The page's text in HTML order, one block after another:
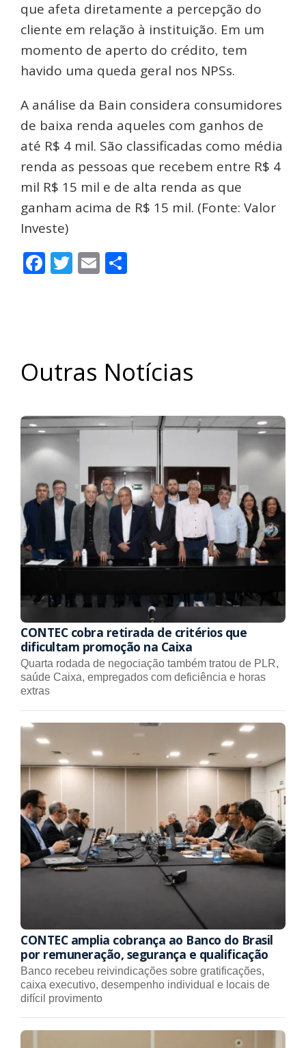
que afeta diretamente a percepção do
cliente em relação à instituição. Em um
momento de aperto do crédito, tem
havido uma queda geral nos NPSs.
A análise da Bain considera consumidores
de baixa renda aqueles com ganhos de
até R$ 4 mil. São classificadas como média
renda as pessoas que recebem entre R$ 4
mil R$ 15 mil e de alta renda as que
ganham acima de R$ 15 mil. (Fonte: Valor
Investe)
Facebook
Twitter
Email
Outras Notícias
CONTEC cobra retirada de critérios que
dificultam promoção na Caixa
Quarta rodada de negociação também tratou de PLR,
saúde Caixa, empregados com deficiência e horas
extras
CONTEC amplia cobrança ao Banco do Brasil
por remuneração, segurança e qualificação
Banco recebeu reivindicações sobre gratificações,
caixa executivo, desempenho individual e locais de
difícil provimento